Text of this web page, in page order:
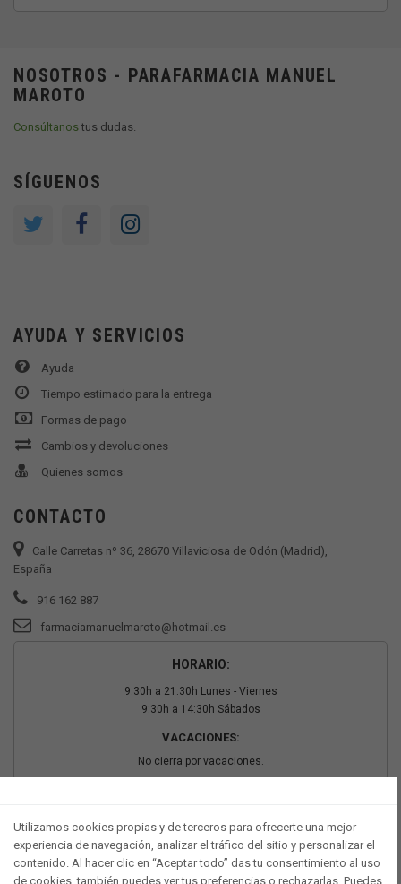
NOSOTROS - PARAFARMACIA MANUEL
MAROTO
Consúltanostus dudas.
SÍGUENOS
AYUDA Y SERVICIOS
Ayuda
Tiempo estimado para la entrega
Formas de pago
Cambios y devoluciones
Quienes somos
CONTACTO
Calle Carretas nº 36, 28670 Villaviciosa de Odón (Madrid),
España
916 162 887
farmaciamanuelmaroto@hotmail.es
HORARIO:
9:30h a 21:30h Lunes - Viernes
9:30h a 14:30h Sábados
VACACIONES:
No cierra por vacaciones.
Utilizamos cookies propias y de terceros para ofrecerte una mejor
experiencia de navegación, analizar el tráfico del sitio y personalizar el
contenido. Al hacer clic en “Aceptar todo” das tu consentimiento al uso
de cookies, también puedes ver tus preferencias o rechazarlas. Puedes